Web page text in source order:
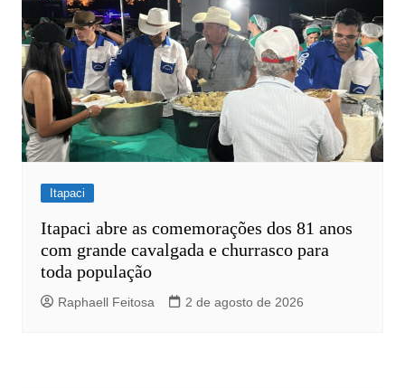
Itapaci
Itapaci abre as comemorações dos 81 anos
com grande cavalgada e churrasco para
toda população
Raphaell Feitosa 2 de agosto de 2026